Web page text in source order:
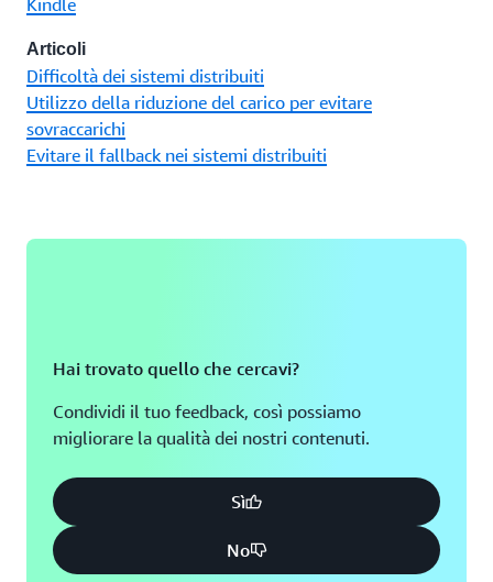
Articoli
Difficoltà dei sistemi distribuiti
Utilizzo della riduzione del carico per evitare
sovraccarichi
Evitare il fallback nei sistemi distribuiti
Hai trovato quello che cercavi?
Condividi il tuo feedback, così possiamo
migliorare la qualità dei nostri contenuti.
Sì
No